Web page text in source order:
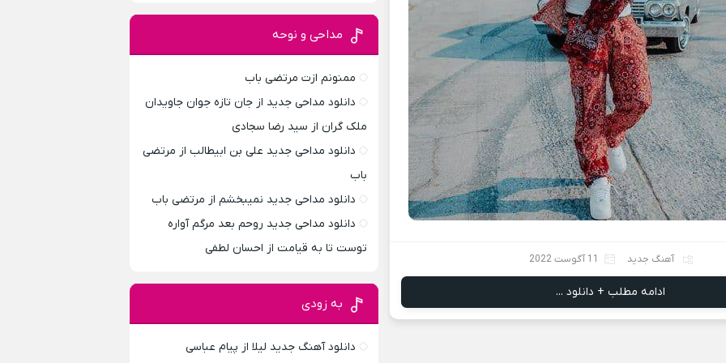
آهنگ جدید 11 آگوست 2022
ادامه مطلب + دانلود ...
مداحی و نوحه
ممنونم ازت مرتضی باب
دانلود مداحی جدید از جان تازه جوان جاویدان
ملک گران از سید رضا سجادی
دانلود مداحی جدید علی بن ابیطالب از مرتضی
باب
دانلود مداحی جدید نمیبخشم از مرتضی باب
دانلود مداحی جدید روحم بعد مرگم آواره
توست تا به قیامت از احسان لطفی
به زودی
دانلود آهنگ جدید لیلا از پیام عباسی